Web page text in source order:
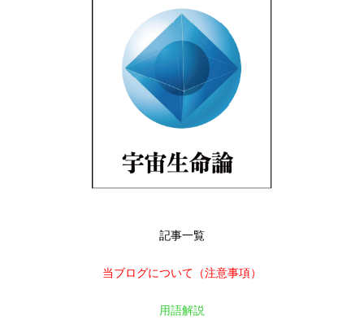
記事一覧
当ブログについて（注意事項）
用語解説